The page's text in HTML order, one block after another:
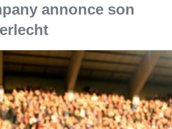
annonce son